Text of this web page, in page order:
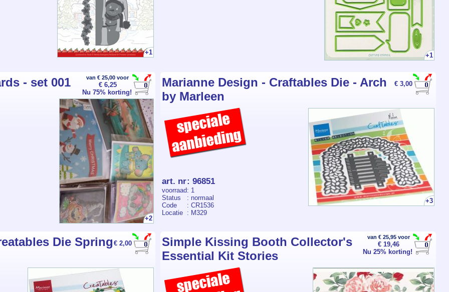
+1 +1
van € 25,00 voor
€ 6,25
Nu 75% korting!
- set 001
+2
€ 3,00
Marianne Design - Craftables Die - Arch
by Marleen
+3
art. nr: 96851
voorraad: 1
Status
: normaal
Code
: CR1536
Locatie
: M329
€ 2,00
Die Spring
van € 25,95 voor
€ 19,46
Nu 25% korting!
Simple Kissing Booth Collector's
Essential Kit Stories